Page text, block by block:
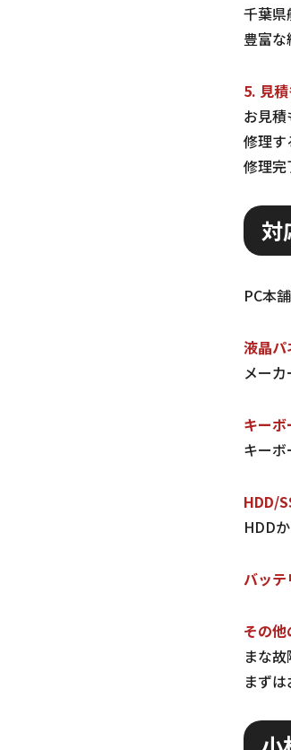
千葉県
豊富な
5. 見
お見積
修理す
修理完
対
PC本
液晶パ
メー
キー
キーボ
HDD/
HDD
バッテ
その
まな故
まず